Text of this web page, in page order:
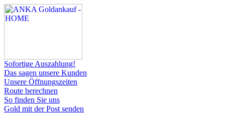
Sofortige Auszahlung!
Das sagen unsere Kunden
Unsere Öffnungszeiten
Route berechnen
So finden Sie uns
Gold mit der Post senden